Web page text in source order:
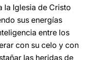
la Iglesia de Cristo
sus energías
entre los
con su celo y con
las heridas de